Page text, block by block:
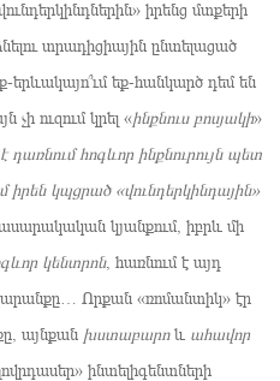
իրենց մտքերի
տրադիցիային ընտելացած
երևակայո՞ւմ եք-հանկարծ դեմ են
չի ուզում կրել «ինքնուս բոսյակի»
դառնում հոգևոր ինքնուրույն պետ
իրեն կպցրած «վունդերկինդային»
կյանքում, իբրև մի
կենտրոն, հառնում է այդ
Որքան «ռոմանտիկ» էր
այնքան խստաբարոև ահավոր
ինտելիգենտների